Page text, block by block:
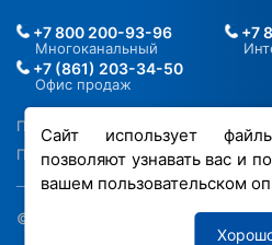
Сайт использует
позволяют узнавать вас и
вашем пользовательском
Политика в отношении ПДН
Политика обработки файлов cookie
+7 800 200-93-96
Многоканальный
+7
+7 (861) 203-34-50
Офис продаж
© 2026 ООО «РОВЕН-Регионы»